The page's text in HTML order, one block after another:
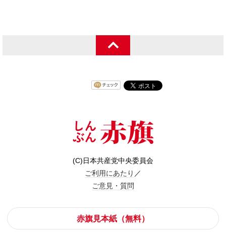
(C)日本共産党中央委員会
ご利用にあたり ／
ご意見・質問
赤旗見本紙（無料）